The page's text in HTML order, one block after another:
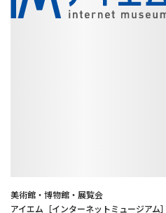
美術館・博物館・展覧会
アイエム［インターネットミュージアム］